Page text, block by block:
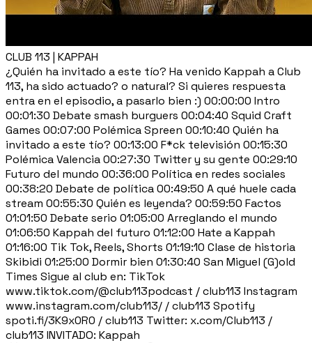
CLUB 113 | KAPPAH
¿Quién ha invitado a este tío? Ha venido Kappah a Club
113, ha sido actuado? o natural? Si quieres respuesta
entra en el episodio, a pasarlo bien :) 00:00:00 Intro
00:01:30 Debate smash burguers 00:04:40 Squid Craft
Games 00:07:00 Polémica Spreen 00:10:40 Quién ha
invitado a este tío? 00:13:00 F*ck televisión 00:15:30
Polémica Valencia 00:27:30 Twitter y su gente 00:29:10
Futuro del mundo 00:36:00 Política en redes sociales
00:38:20 Debate de política 00:49:50 A qué huele cada
stream 00:55:30 Quién es leyenda? 00:59:50 Factos
01:01:50 Debate serio 01:05:00 Arreglando el mundo
01:06:50 Kappah del futuro 01:12:00 Hate a Kappah
01:16:00 Tik Tok, Reels, Shorts 01:19:10 Clase de historia
Skibidi 01:25:00 Dormir bien 01:30:40 San Miguel (G)old
Times Sigue al club en: TikTok
www.tiktok.com/@club113podcast / club113 Instagram
www.instagram.com/club113/ / club113 Spotify
spoti.fi/3K9x0R0 / club113 Twitter: x.com/Club113 /
club113 INVITADO: Kappah